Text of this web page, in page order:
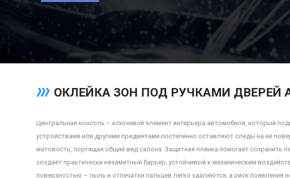
ОКЛЕЙКА ЗОН ПОД РУЧКАМИ
Центральная консоль – ключевой элемент интерьера автомобиля, который
устройствами или другими предметами постепенно оставляют следы на её
матовость, портящая общий вид салона. Защитная плёнка помогает
создаёт практически незаметный барьер, устойчивый к механическим
поверхностью – пыль и отпечатки пальцев легко удаляются, а риск появления